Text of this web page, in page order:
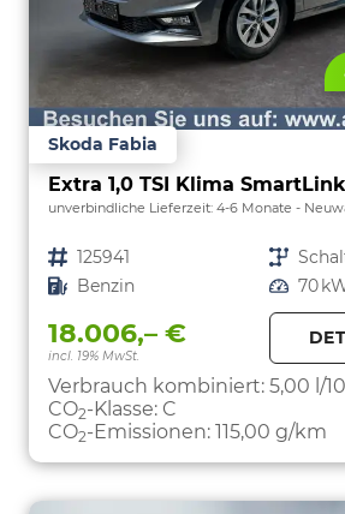
Skoda Fabia
unverbindliche Lieferzeit: 4-6 Monate
Fahrzeugnr. 125941 Getriebe
Kraftstoff Benzin Leistung 70
18.006,– €
incl. 19% MwSt.
Verbrauch kombiniert: 5,00 l/
CO2-Klasse: C
CO2-Emissionen: 115,00 g/km